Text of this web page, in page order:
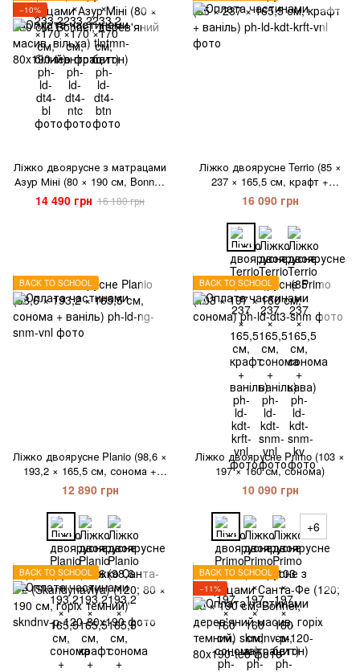
−10%
Ліжко двоярусне з матрацами
Азур Міні (80 × 190 см, Bonnel,
дерев'яний масив, вільха)
14 490 грн 16 180 грн
Ліжко двоярусне Terrio (85 ×
237 × 165,5 см, крафт +
ваніль)
16 090 грн
BACK TO SCHOOL
Ліжко двоярусне Planio (98,6 ×
193,2 × 165,5 см, сонома +
ваніль)
12 890 грн
BACK TO SCHOOL
Ліжко двоярусне Primo (103 ×
197 × 160 см, сонома)
10 090 грн
+6
BACK TO SCHOOL
BACK TO SCHOOL
−11%